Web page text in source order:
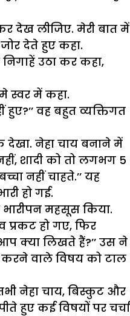
देख लीजिए. मेरी बात में
देते हुए कहा.
उठा कर कहा,
स्वर में कहा.
हुए?’’ वह बहुत व्यक्तिगत
नेहा चाय बनाने में
शादी को तो लगभग 5
नहीं चाहते.’’ यह
हो गई.
महसूस किया.
हो गए, फिर
क्या लिखते हैं?’’ उस ने
वाले विषय को टाल
तभी नेहा चाय, बिस्कुट और
हुए कई विषयों पर चर्चा